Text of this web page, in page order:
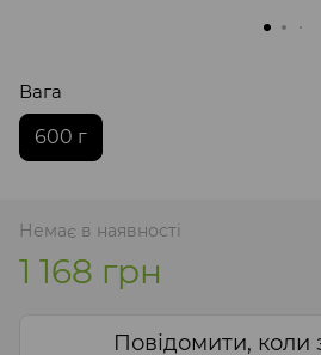
Вага
600 г
Немає в наявності
1 168 грн
Повідомити, коли